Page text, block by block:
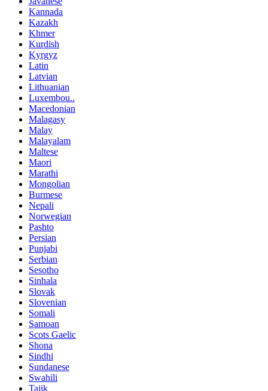
Kannada
Kazakh
Khmer
Kurdish
Kyrgyz
Latin
Latvian
Lithuanian
Luxembou..
Macedonian
Malagasy
Malay
Malayalam
Maltese
Maori
Marathi
Mongolian
Burmese
Nepali
Norwegian
Pashto
Persian
Punjabi
Serbian
Sesotho
Sinhala
Slovak
Slovenian
Somali
Samoan
Scots Gaelic
Shona
Sindhi
Sundanese
Swahili
Tajik